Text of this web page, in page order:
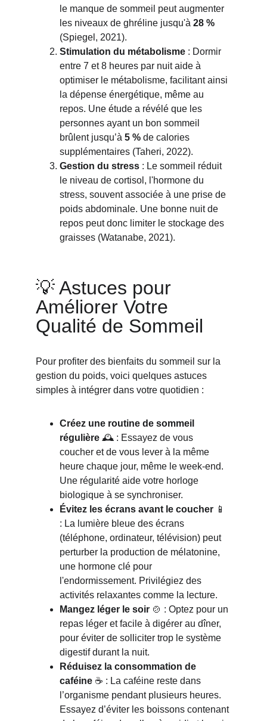
le manque de sommeil peut augmenter
les niveaux de ghréline jusqu'à 28 %
(Spiegel, 2021).
Stimulation du métabolisme : Dormir
entre 7 et 8 heures par nuit aide à
optimiser le métabolisme, facilitant ainsi
la dépense énergétique, même au
repos. Une étude a révélé que les
personnes ayant un bon sommeil
brûlent jusqu’à 5 % de calories
supplémentaires (Taheri, 2022).
Gestion du stress : Le sommeil réduit
le niveau de cortisol, l'hormone du
stress, souvent associée à une prise de
poids abdominale. Une bonne nuit de
repos peut donc limiter le stockage des
graisses (Watanabe, 2021).
💡 Astuces pour
Améliorer Votre
Qualité de Sommeil
Pour profiter des bienfaits du sommeil sur la
gestion du poids, voici quelques astuces
simples à intégrer dans votre quotidien :
Créez une routine de sommeil
régulière 🕰️ : Essayez de vous
coucher et de vous lever à la même
heure chaque jour, même le week-end.
Une régularité aide votre horloge
biologique à se synchroniser.
Évitez les écrans avant le coucher 📱
: La lumière bleue des écrans
(téléphone, ordinateur, télévision) peut
perturber la production de mélatonine,
une hormone clé pour
l'endormissement. Privilégiez des
activités relaxantes comme la lecture.
Mangez léger le soir 🍲 : Optez pour un
repas léger et facile à digérer au dîner,
pour éviter de solliciter trop le système
digestif durant la nuit.
Réduisez la consommation de
caféine ☕ : La caféine reste dans
l’organisme pendant plusieurs heures.
Essayez d’éviter les boissons contenant